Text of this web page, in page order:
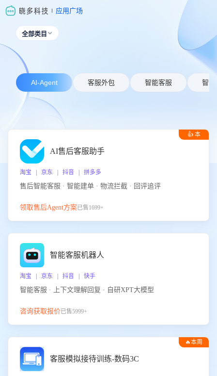
应用广场
全部类目 
AI-Agent 客服外包 智能客服 智能
👍 本
AI售后客服助手
淘宝 | 京东 | 抖音 | 拼多多
售后智能客服 · 智能建单 · 物流拦截 · 回评追评
领取售后Agent方案已售1699+
智能客服机器人
淘宝 | 京东 | 抖音 | 快手
智能客服 · 上下文理解回复 · 自研XPT大模型
咨询获取报价已售5999+
🔥本周
客服模拟接待训练-数码3C